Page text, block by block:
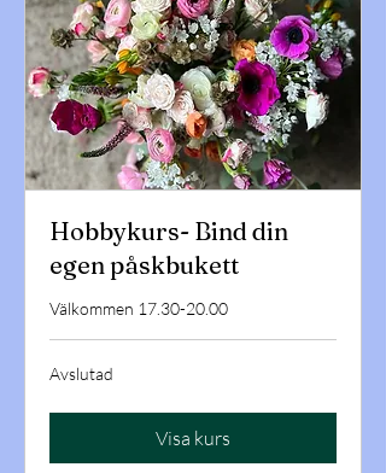
Hobbykurs- Bind din
egen påskbukett
Välkommen 17.30-20.00
Avslutad
Visa kurs